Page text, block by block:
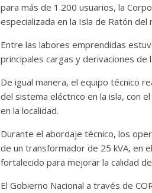
para más de 1.200 usuarios, la
especializada en la Isla de Ratón del
Entre las labores emprendidas
principales cargas y derivaciones de
De igual manera, el equipo técnico
del sistema eléctrico en la isla, con
en la localidad.
Durante el abordaje técnico, los
de un transformador de 25 kVA, en
fortalecido para mejorar la calidad
El Gobierno Nacional a través de